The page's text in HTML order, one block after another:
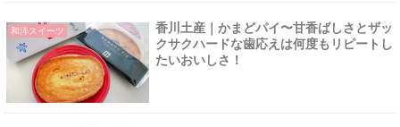
和洋スイーツ
香川土産｜かまどパイ〜甘香ばしさとザッ
クサクハードな歯応えは何度もリピートし
たいおいしさ！